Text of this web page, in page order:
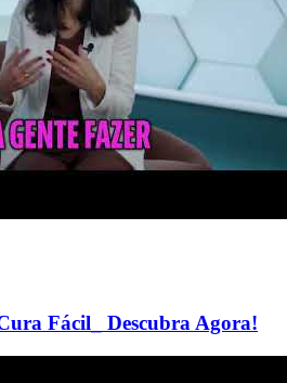
Fácil_ Descubra Agora!